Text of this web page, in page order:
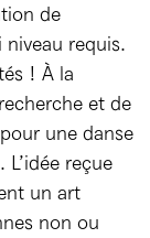
de
requis.
! À la
et de
une danse
reçue
un art
non ou